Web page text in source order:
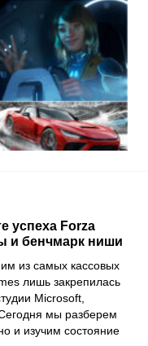
успеха Forza
и бенчмарк ниши
из самых кассовых
лишь закрепилась
Microsoft,
мы разберем
и изучим состояние